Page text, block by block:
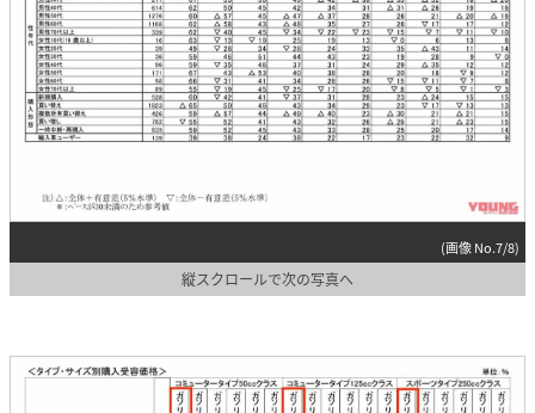
(画像 No.7/8)
縦スクロールで次の写真へ